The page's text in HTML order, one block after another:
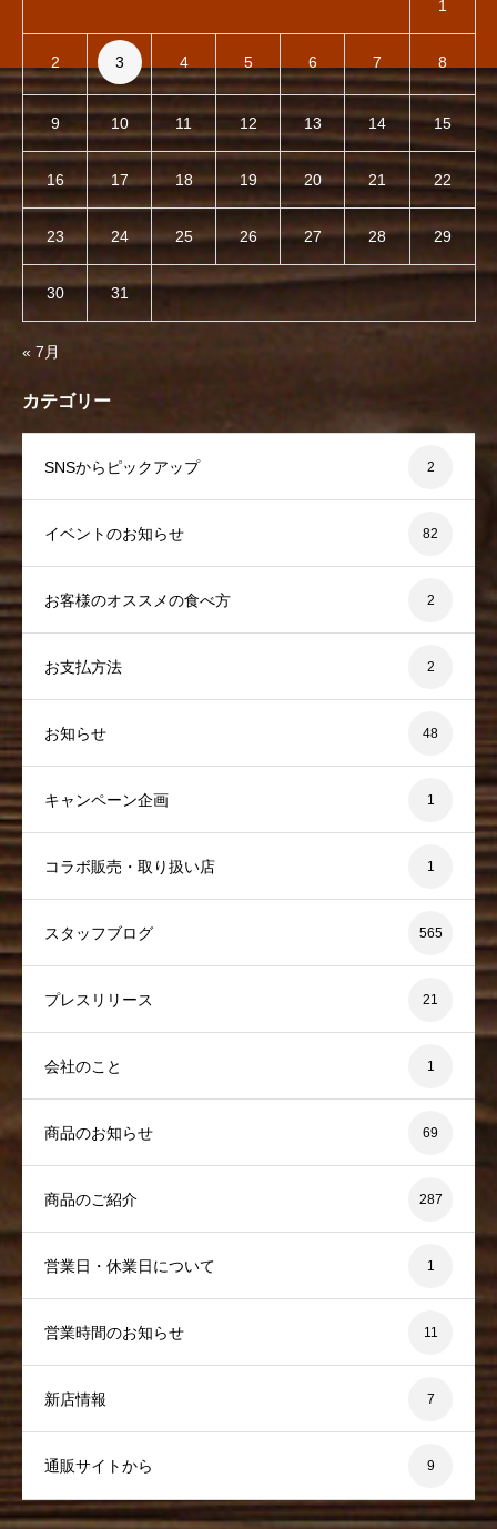
1
2 3 4 5 6 7 8
9 10 11 12 13 14 15
16 17 18 19 20 21 22
23 24 25 26 27 28 29
30 31
« 7月
カテゴリー
SNSからピックアップ 2
イベントのお知らせ 82
お客様のオススメの食べ方 2
お支払方法 2
お知らせ 48
キャンペーン企画 1
コラボ販売・取り扱い店 1
スタッフブログ 565
プレスリリース 21
会社のこと 1
商品のお知らせ 69
商品のご紹介 287
営業日・休業日について 1
営業時間のお知らせ 11
新店情報 7
通販サイトから 9